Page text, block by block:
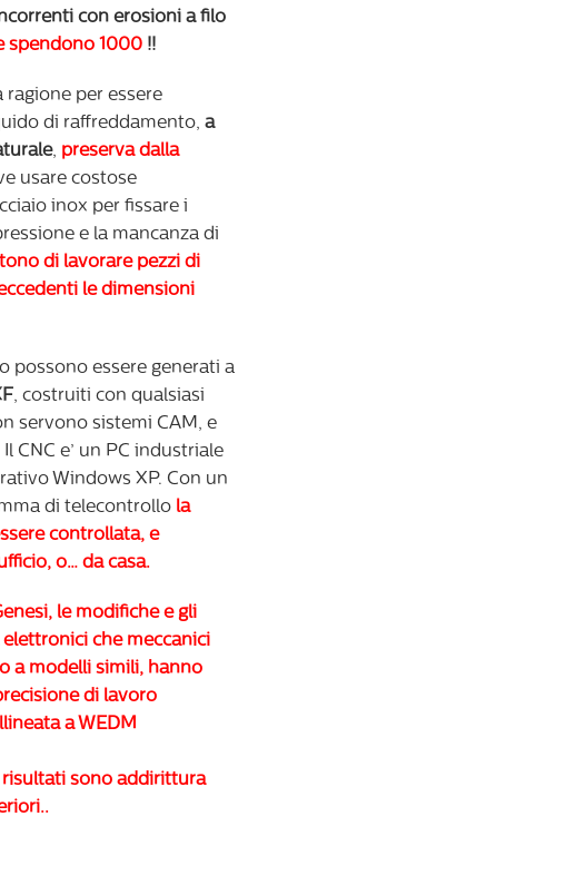
con erosioni a filo
spendono 1000!!
ragione per essere
di raffreddamento, a
, preserva dalla
usare costose
inox per fissare i
e la mancanza di
di lavorare pezzi di
le dimensioni
possono essere generati a
, costruiti con qualsiasi
servono sistemi CAM, e
CNC e’ un PC industriale
Windows XP. Con un
di telecontrollo la
controllata, e
o… da casa.
le modifiche e gli
che meccanici
a modelli simili, hanno
di lavoro
a WEDM
risultati sono addirittura